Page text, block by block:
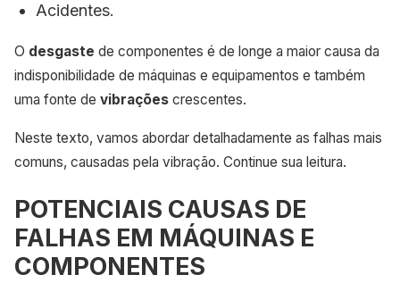
Acidentes.
O desgaste de componentes é de longe a maior causa da
indisponibilidade de máquinas e equipamentos e também
uma fonte de vibrações crescentes.
Neste texto, vamos abordar detalhadamente as falhas mais
comuns, causadas pela vibração. Continue sua leitura.
POTENCIAIS CAUSAS DE
FALHAS EM MÁQUINAS E
COMPONENTES